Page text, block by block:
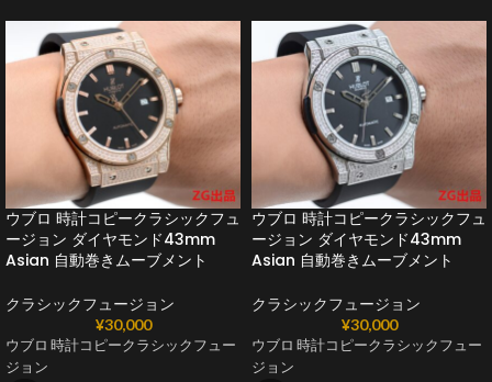
ウブロ 時計コピークラシックフュ
ージョン ダイヤモンド43mm
Asian 自動巻きムーブメント
クラシックフュージョン
¥30,000
ウブロ 時計コピークラシックフュー
ジョン
ウブロ 時計コピークラシックフュ
ージョン ダイヤモンド43mm
Asian 自動巻きムーブメント
クラシックフュージョン
¥30,000
ウブロ 時計コピークラシックフュー
ジョン